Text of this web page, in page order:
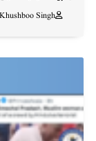
Khushboo Singh